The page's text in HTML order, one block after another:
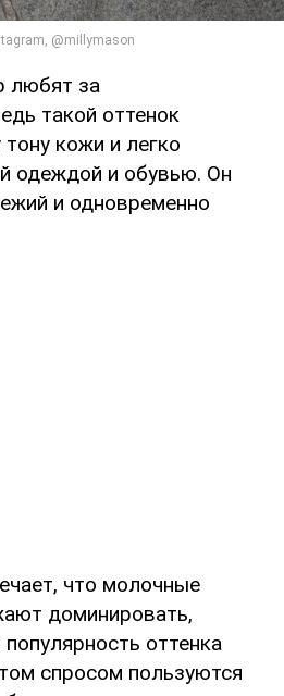
любят за
такой оттенок
кожи и легко
одеждой и обувью. Он
и одновременно
что молочные
доминировать,
оттенка
спросом пользуются